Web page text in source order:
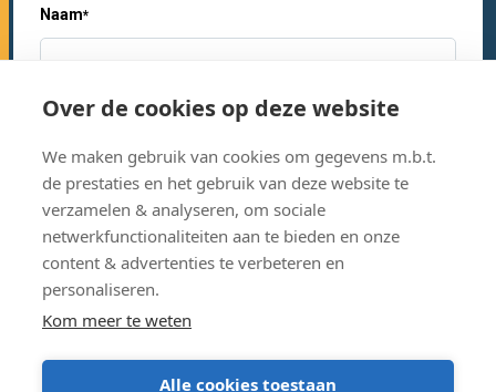
Naam*
Bedrijf of organisatie*
Over de cookies op deze website
We maken gebruik van cookies om gegevens m.b.t.
de prestaties en het gebruik van deze website te
verzamelen & analyseren, om sociale
netwerkfunctionaliteiten aan te bieden en onze
content & advertenties te verbeteren en
personaliseren.
Kom meer te weten
Alle cookies toestaan